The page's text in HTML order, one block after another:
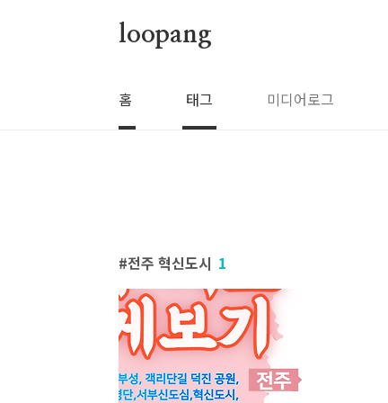
loopang
홈 태그 미디어로그
전주 혁신도시 1